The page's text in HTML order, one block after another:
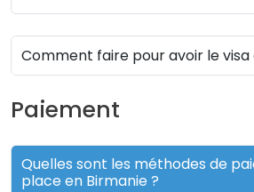
Comment faire pour avoir le visa
Paiement
Quelles sont les méthodes de
place en Birmanie ?